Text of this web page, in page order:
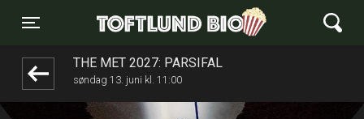
Toggle navigation
Toftlund Biograf
THE MET 2027: PARSIFAL
søndag 13. juni kl. 11:00
front05-temp 053745